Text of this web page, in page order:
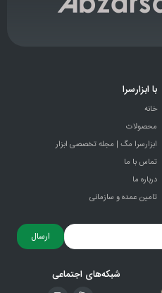
با ابزارسرا
خانه
محصولات
ابزارسرا مگ | مجله تخصصی ابزار
تماس با ما
درباره ما
تامین عمده و سازمانی
ارسال
شبکه‌های اجتماعی